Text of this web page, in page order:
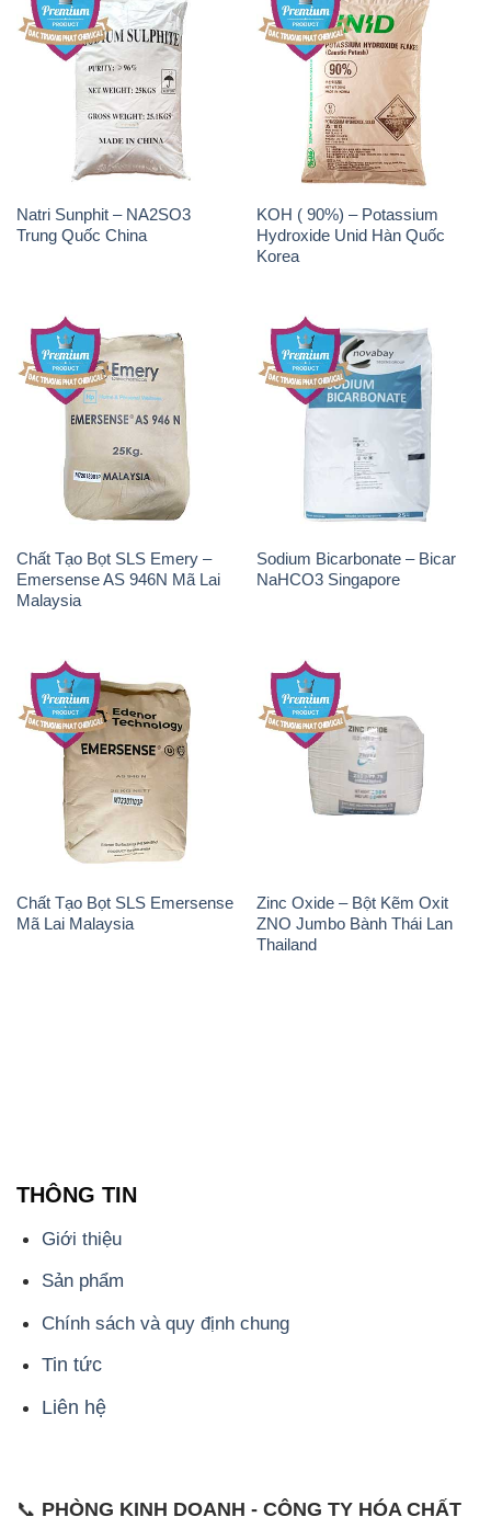
Natri Sunphit – NA2SO3
Trung Quốc China
KOH ( 90%) – Potassium
Hydroxide Unid Hàn Quốc
Chất Tạo Bọt SLS Emery –
Emersense AS 946N Mã Lai
Malaysia
Sodium Bicarbonate – Bicar
NaHCO3 Singapore
Chất Tạo Bọt SLS Emersense
Mã Lai Malaysia
Zinc Oxide – Bột Kẽm Oxit
ZNO Jumbo Bành Thái Lan
Thailand
Chính sách và quy định chung
Tin tức
Liên hệ
📞
PHÒNG KINH DOANH - CÔNG TY HÓA CHẤT
ĐẮC TRƯỜNG PHÁT